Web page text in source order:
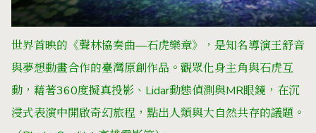
世界首映的《聲林協奏曲—石虎樂章》，是知名導演王舒音
與夢想動畫合作的臺灣原創作品。觀眾化身主角與石虎互
動，藉著360度擬真投影、Lidar動態偵測與MR眼鏡，在沉
浸式表演中開啟奇幻旅程，點出人類與大自然共存的議題。